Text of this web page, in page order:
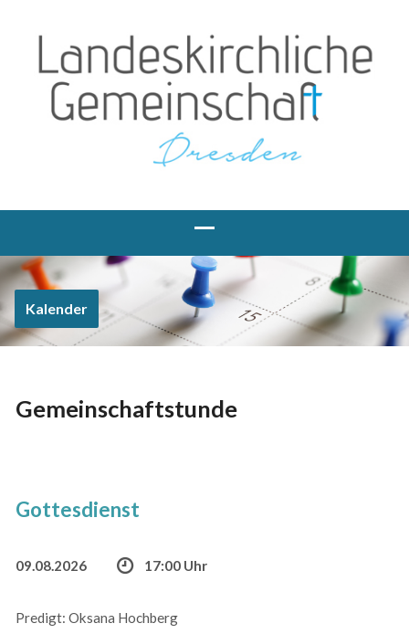
Kalender
Gemeinschaftstunde
Gottesdienst
09.08.2026 17:00 Uhr
Predigt: Oksana Hochberg